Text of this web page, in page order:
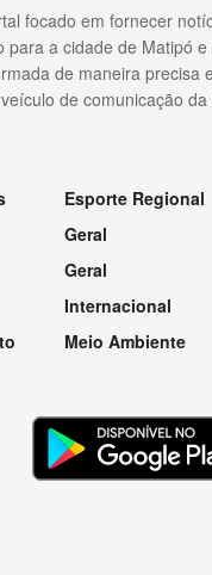
focado em fornecer
para a cidade de Matipó
de maneira precisa
de comunicação da
Esporte Regional
Geral
Geral
Internacional
Meio Ambiente